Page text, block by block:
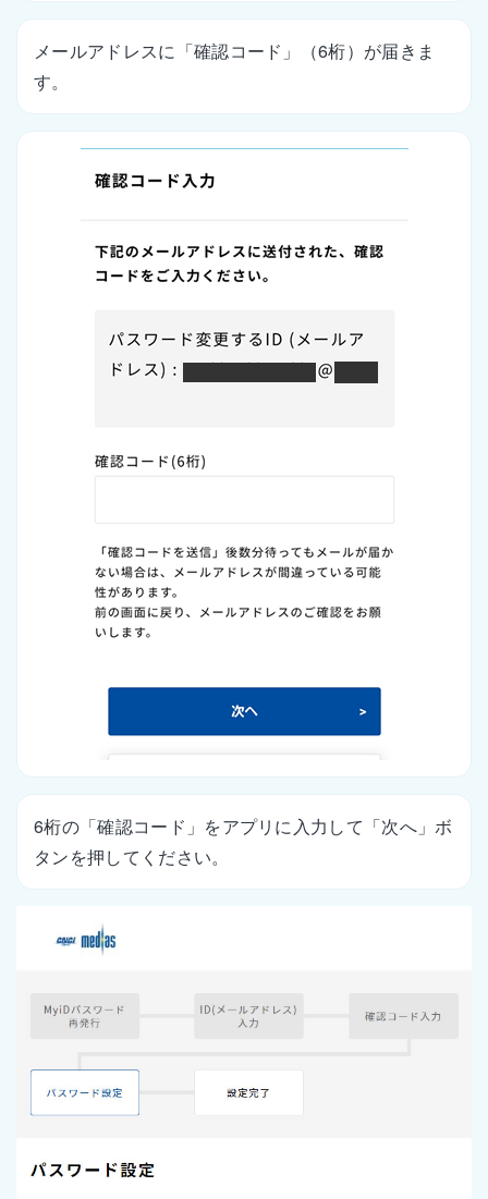
メールアドレスに「確認コード」（6桁）が届きま
す。
6桁の「確認コード」をアプリに入力して「次へ」ボ
タンを押してください。